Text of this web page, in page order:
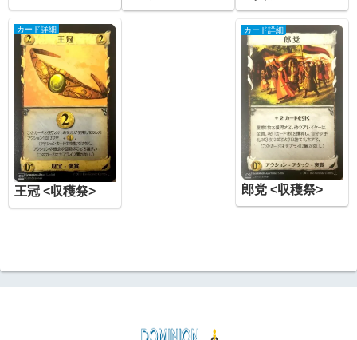
カード詳細
王冠 <収穫祭>
カード詳細
郎党 <収穫祭>